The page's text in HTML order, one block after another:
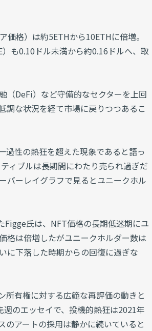
格）は約5ETHから10ETHに倍増。
も0.10ドル未満から約0.16ドルへ、取
（DeFi）など守備的なセクターを上回
調な状況を経て市場に戻りつつあるこ
過性の熱狂を超えた現象であると語っ
ィブルは長期間にわたり売られ過ぎだ
バーレイグラフで見るとユニークホル
Figge氏は、NFT価格の長期低迷期にユ
格は倍増したがユニークホルダー数は
に下落した時期からの回復に過ぎな
所有権に対する広範な再評価の動きと
のエッセイで、投機的熱狂は2021年
アートの採用は静かに続いていると